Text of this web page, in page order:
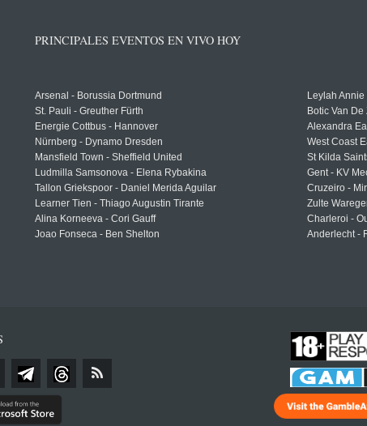
PRINCIPALES EVENTOS EN VIVO HOY
Arsenal - Borussia Dortmund
St. Pauli - Greuther Fürth
Energie Cottbus - Hannover
Nürnberg - Dynamo Dresden
Mansfield Town - Sheffield United
Ludmilla Samsonova - Elena Rybakina
Tallon Griekspoor - Daniel Merida Aguilar
Learner Tien - Thiago Augustin Tirante
Alina Korneeva - Cori Gauff
Joao Fonseca - Ben Shelton
Leylah
Botic Van
Alexandra
West Coast
St Kilda
Gent - KV
Cruzeiro -
Zulte
Charleroi -
Anderlecht -